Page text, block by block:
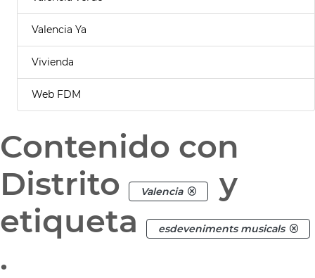
Valencia Ya
Vivienda
Web FDM
Contenido con
Distrito
Valencia
y
etiqueta
esdeveniments musicals
.